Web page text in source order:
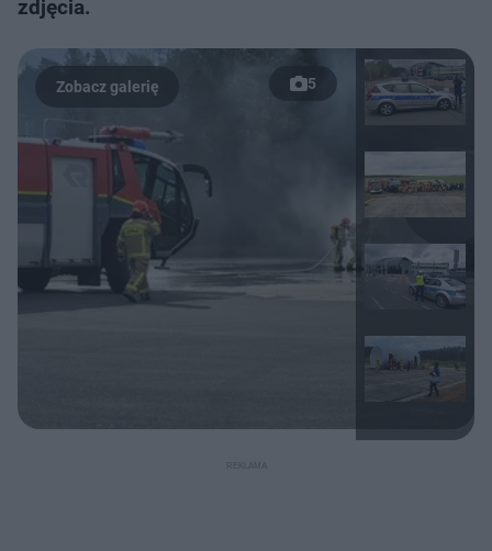
zdjęcia.
5